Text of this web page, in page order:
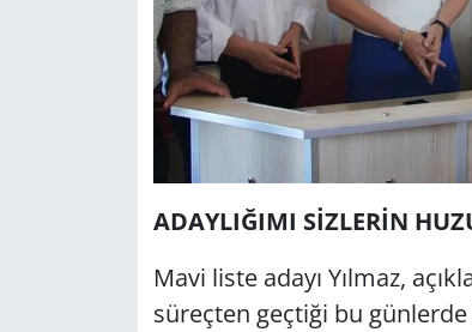
ADAYLIĞIMI SİZLERİN
Mavi liste adayı Yılmaz,
süreçten geçtiği bu